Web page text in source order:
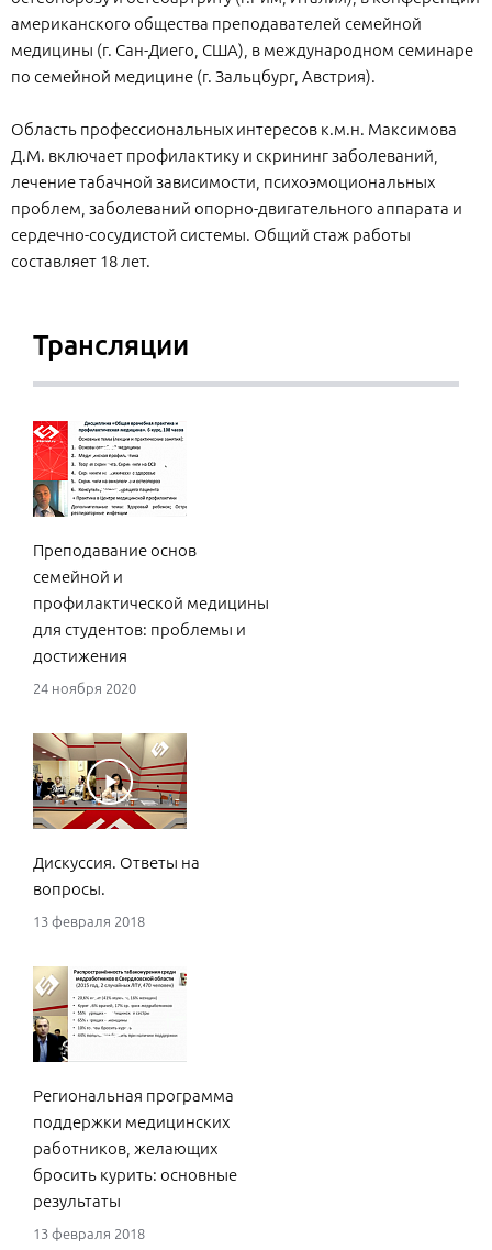
американского общества преподавателей семейной
медицины (г. Сан-Диего, США), в международном семинаре
по семейной медицине (г. Зальцбург, Австрия).
Область профессиональных интересов к.м.н. Максимова
Д.М. включает профилактику и скрининг заболеваний,
лечение табачной зависимости, психоэмоциональных
проблем, заболеваний опорно-двигательного аппарата и
сердечно-сосудистой системы. Общий стаж работы
составляет 18 лет.
Трансляции
Преподавание основ
семейной и
профилактической медицины
для студентов: проблемы и
достижения
24 ноября 2020
Дискуссия. Ответы на
вопросы.
13 февраля 2018
Региональная программа
поддержки медицинских
работников, желающих
бросить курить: основные
результаты
13 февраля 2018